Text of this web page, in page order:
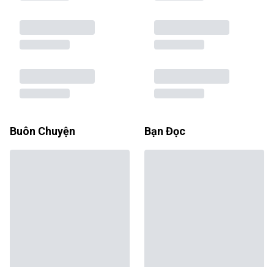
Buôn Chuyện Bạn Đọc